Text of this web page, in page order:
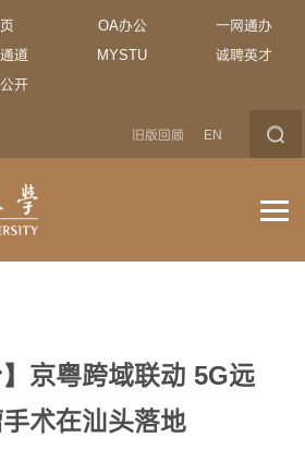
OA办公
一网通办
道 MYSTU
诚聘英才
开
旧版回顾 EN
】京粤跨域联动 5G远
术在汕头落地